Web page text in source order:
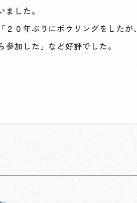
した。
２０年ぶりにボウリングをした
参加した」など好評でした。